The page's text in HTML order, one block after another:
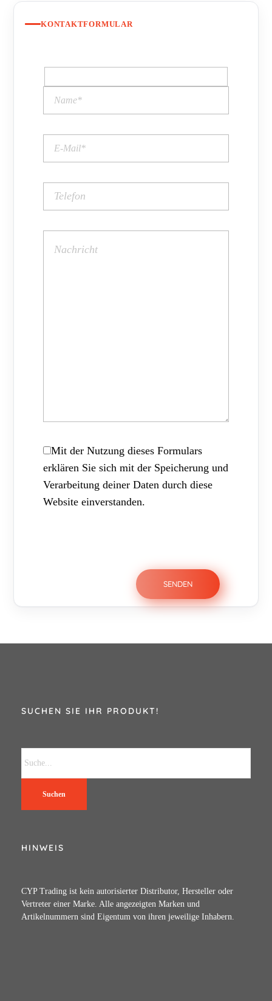
KONTAKTFORMULAR
Mit der Nutzung dieses Formulars
erklären Sie sich mit der Speicherung und
Verarbeitung deiner Daten durch diese
Website einverstanden.
SUCHEN SIE IHR PRODUKT!
Suchen
HINWEIS
CYP Trading ist kein autorisierter Distributor, Hersteller oder
Vertreter einer Marke. Alle angezeigten Marken und
Artikelnummern sind Eigentum von ihren jeweilige Inhabern.